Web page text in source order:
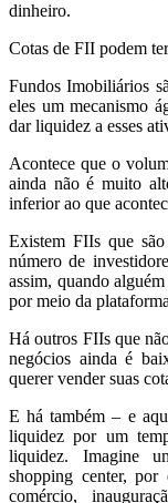
dinheiro.
Cotas de FII podem
Fundos Imobiliários
eles um mecanismo
dar liquidez a esses
Acontece que o
ainda não é muito
inferior ao que
Existem FIIs que
número de
assim, quando
por meio da
Há outros FIIs que
negócios ainda é
querer vender suas
E há também – e
liquidez por um
liquidez. Imagine
shopping center,
comércio,